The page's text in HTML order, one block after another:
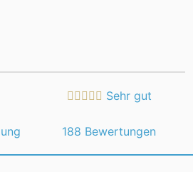
Sehr gut
188 Bewertungen